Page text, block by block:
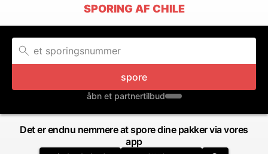
SPORING AF CHILE
spore
åbn et partnertilbud
Det er endnu nemmere at spore dine pakker via vores
app